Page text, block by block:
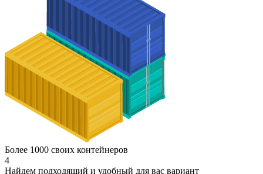
Более 1000 своих контейнеров
4
Найдем подходящий и удобный для вас вариант